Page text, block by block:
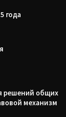
года
решений общих
механизм